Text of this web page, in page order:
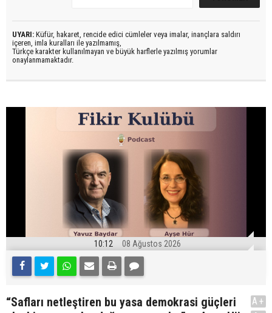
UYARI: Küfür, hakaret, rencide edici cümleler veya imalar, inançlara saldırı
içeren, imla kuralları ile yazılmamış,
Türkçe karakter kullanılmayan ve büyük harflerle yazılmış yorumlar
onaylanmamaktadır.
10:12 08 Ağustos 2026
“Safları netleştiren bu yasa demokrasi güçleri
A+